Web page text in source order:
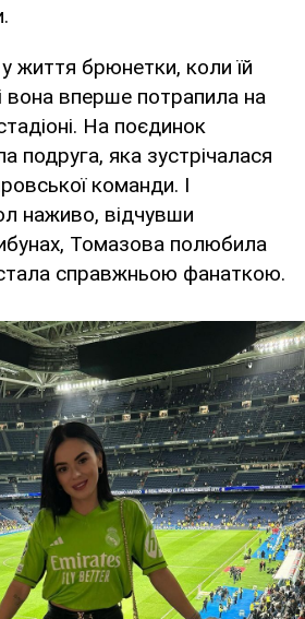
життя брюнетки, коли їй
вона вперше потрапила на
На поєдинок
подруга, яка зустрічалася
команди. І
наживо, відчувши
Томазова полюбила
справжньою фанаткою.